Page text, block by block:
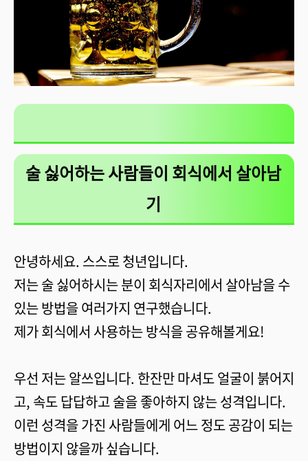
술 싫어하는 사람들이 회식에서 살아남
기
안녕하세요. 스스로 청년입니다.
저는 술 싫어하시는 분이 회식자리에서 살아남을 수
있는 방법을 여러가지 연구했습니다.
제가 회식에서 사용하는 방식을 공유해볼게요!
우선 저는 알쓰입니다. 한잔만 마셔도 얼굴이 붉어지
고, 속도 답답하고 술을 좋아하지 않는 성격입니다.
이런 성격을 가진 사람들에게 어느 정도 공감이 되는
방법이지 않을까 싶습니다.